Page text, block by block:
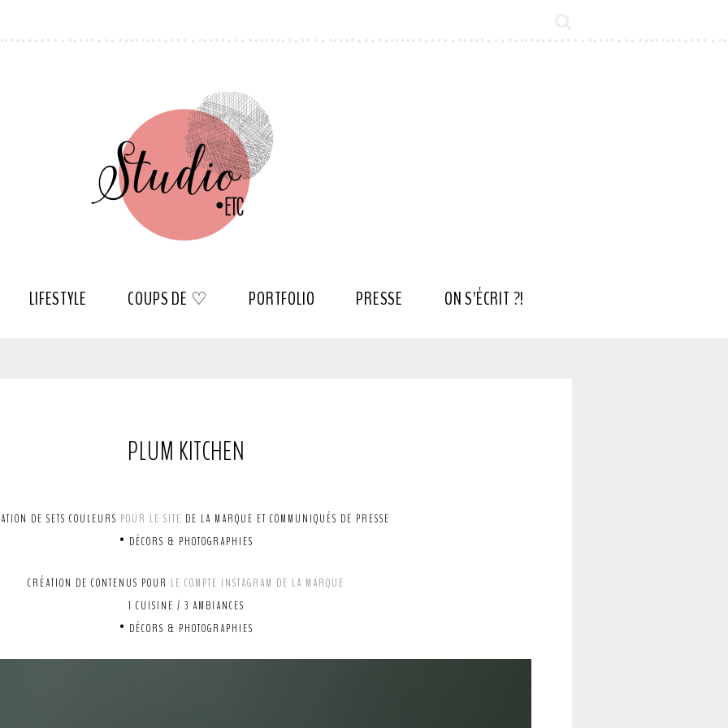
LIFESTYLE COUPS DE ♡ PORTFOLIO PRESSE ON S’ÉCRIT ?!
PLUM KITCHEN
DE SETS COULEURS POUR LE SITE DE LA MARQUE ET COMMUNIQUÉS DE PRESSE
• DÉCORS & PHOTOGRAPHIES
CRÉATION DE CONTENUS POUR LE COMPTE INSTAGRAM DE LA MARQUE
1 CUISINE / 3 AMBIANCES
• DÉCORS & PHOTOGRAPHIES